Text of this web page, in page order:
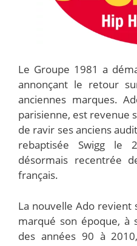
Le Groupe 1981 a
annonçant le retour
anciennes marques.
parisienne, est revenue
de ravir ses anciens
rebaptisée Swigg
désormais recentrée
français.
La nouvelle Ado
marqué son époque, à
des années 90 à